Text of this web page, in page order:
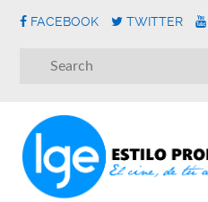
FACEBOOK TWITTER